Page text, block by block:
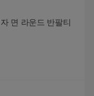
면 라운드 반팔티